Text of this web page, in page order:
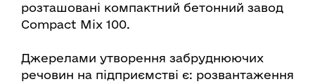
розташовані компактний бетонний завод
Compact Mix 100.
Джерелами утворення забруднюючих
речовин на підприємстві є: розвантаження